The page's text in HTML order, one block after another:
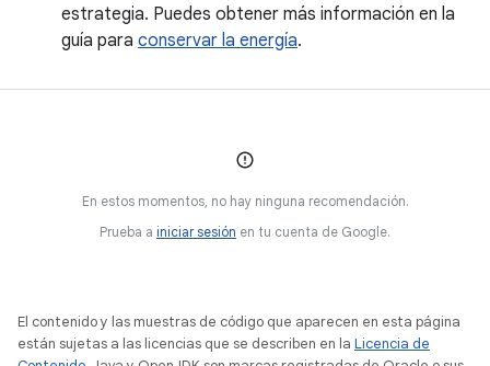
estrategia. Puedes obtener más información en la
guía para conservar la energía.
En estos momentos, no hay ninguna recomendación.
Prueba a iniciar sesión en tu cuenta de Google.
El contenido y las muestras de código que aparecen en esta página
están sujetas a las licencias que se describen en la Licencia de